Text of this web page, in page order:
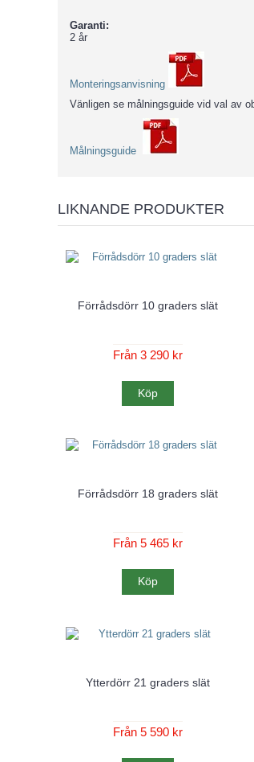
Garanti:
2 år
Monteringsanvisning
Vänligen se målningsguide vid val av
Målningsguide
LIKNANDE PRODUKTER
Förrådsdörr 10 graders slät
Från 3 290 kr
Köp
Förrådsdörr 18 graders slät
Från 5 465 kr
Köp
Ytterdörr 21 graders slät
Från 5 590 kr